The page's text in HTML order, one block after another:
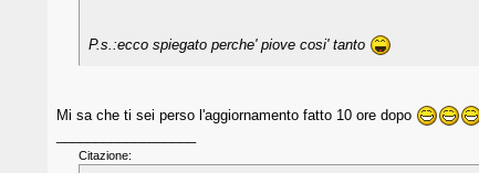
P.s.:ecco spiegato perche' piove cosi' tanto
Mi sa che ti sei perso l'aggiornamento fatto 10 ore dopo
Citazione: